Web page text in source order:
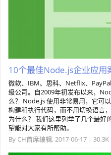
10个最佳Node.js企业应
微软、IBM、思科、Netflix、
级公司。自2009年初发布以来，
么？ Node.js 使用非常易用，它可
构建和执行代码，而不用切换语言
为什么？ 我们这里列举了几个最好
望能对大家有所帮助。
By CH首席编辑, 2017-06-17 | 30.3K